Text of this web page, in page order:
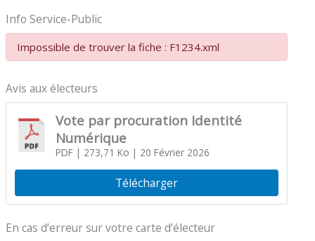
Info Service-Public
Impossible de trouver la fiche : F1234.xml
Avis aux électeurs
Vote par procuration Identité
Numérique
PDF| 273,71 Ko | 20 Février 2026
Télécharger
En cas d’erreur sur votre carte d’électeur